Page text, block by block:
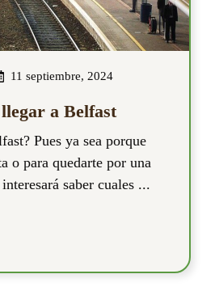
11 septiembre, 2024
a Belfast
Pues ya sea porque
o para quedarte por una
saber cuales ...